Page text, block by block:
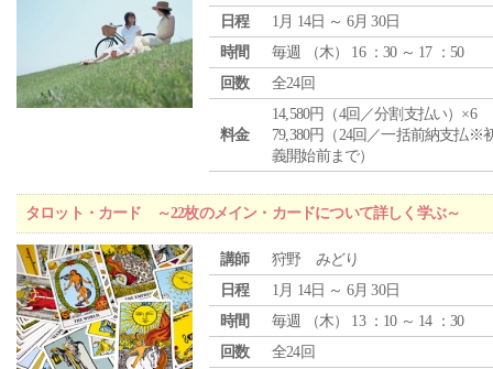
日程
1月 14日 ～ 6月 30日
時間
毎週 （木） 16 ：30 ～ 17 ：50
回数
全24回
料金
14,580円（4回／分割支払い）×6
79,380円（24回／一括前納支払※
義開始前まで）
タロット・カード ～22枚のメイン・カードについて詳しく学ぶ～
講師
狩野 みどり
日程
1月 14日 ～ 6月 30日
時間
毎週 （木） 13 ：10 ～ 14 ：30
回数
全24回